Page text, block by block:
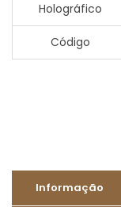
Holográfico
Código
Informação